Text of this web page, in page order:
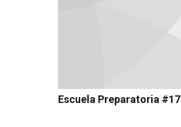
Escuela Preparatoria #17